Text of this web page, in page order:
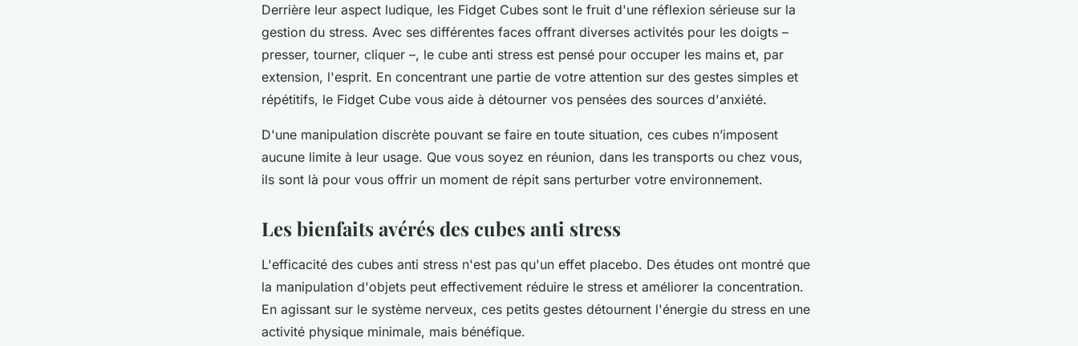
Derrière leur aspect ludique, les Fidget Cubes sont le fruit d'une réflexion sérieuse sur la
gestion du stress. Avec ses différentes faces offrant diverses activités pour les doigts –
presser, tourner, cliquer –, le cube anti stress est pensé pour occuper les mains et, par
extension, l'esprit. En concentrant une partie de votre attention sur des gestes simples et
répétitifs, le Fidget Cube vous aide à détourner vos pensées des sources d'anxiété.
D'une manipulation discrète pouvant se faire en toute situation, ces cubes n’imposent
aucune limite à leur usage. Que vous soyez en réunion, dans les transports ou chez vous,
ils sont là pour vous offrir un moment de répit sans perturber votre environnement.
Les bienfaits avérés des cubes anti stress
L'efficacité des cubes anti stress n'est pas qu'un effet placebo. Des études ont montré que
la manipulation d'objets peut effectivement réduire le stress et améliorer la concentration.
En agissant sur le système nerveux, ces petits gestes détournent l'énergie du stress en une
activité physique minimale, mais bénéfique.